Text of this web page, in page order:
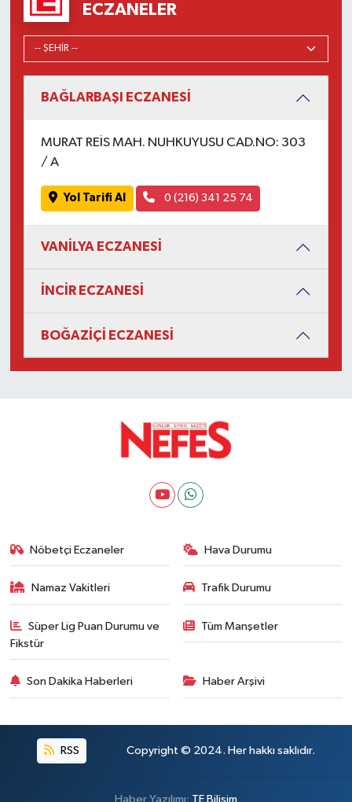
ECZANELER
BAĞLARBAŞI ECZANESİ
MURAT REİS MAH. NUHKUYUSU CAD.NO: 303
/ A
Yol Tarifi Al 0 (216) 341 25 74
VANİLYA ECZANESİ
İNCİR ECZANESİ
BOĞAZİÇİ ECZANESİ
Nöbetçi Eczaneler Hava Durumu
Namaz Vakitleri Trafik Durumu
Süper Lig Puan Durumu ve
Fikstür
Tüm Manşetler
Son Dakika Haberleri Haber Arşivi
RSS Copyright © 2024. Her hakkı saklıdır.
Haber Yazılımı: TE Bilişim